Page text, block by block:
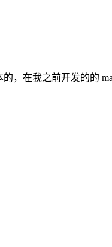
，在我之前开发的的